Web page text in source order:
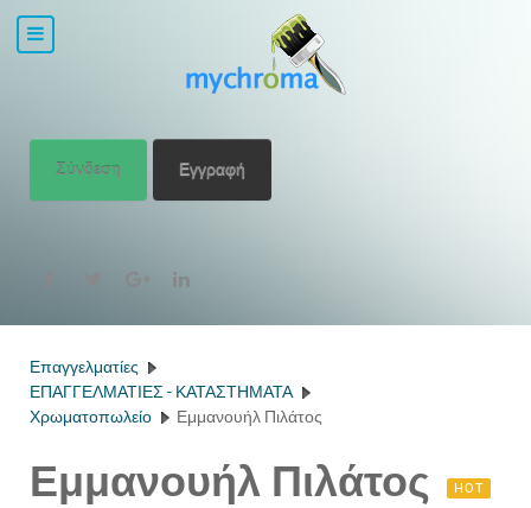
Σύνδεση Εγγραφή
Επαγγελματίες
ΕΠΑΓΓΕΛΜΑΤΙΕΣ - ΚΑΤΑΣΤΗΜΑΤΑ
Χρωματοπωλείο
Εμμανουήλ Πιλάτος
Εμμανουήλ Πιλάτος HOT